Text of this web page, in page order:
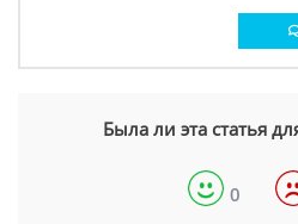
Была ли эта статья
0